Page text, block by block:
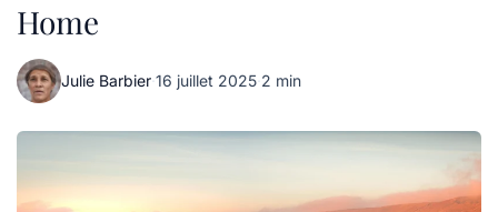
Home
Julie Barbier·16 juillet 2025·2 min